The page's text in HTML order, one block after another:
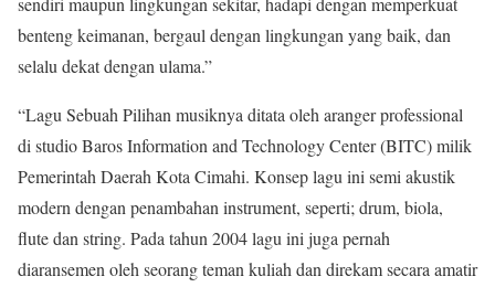
benteng keimanan, bergaul dengan lingkungan yang baik, dan
selalu dekat dengan ulama.”
“Lagu Sebuah Pilihan musiknya ditata oleh aranger professional
di studio Baros Information and Technology Center (BITC) milik
Pemerintah Daerah Kota Cimahi. Konsep lagu ini semi akustik
modern dengan penambahan instrument, seperti; drum, biola,
flute dan string. Pada tahun 2004 lagu ini juga pernah
diaransemen oleh seorang teman kuliah dan direkam secara amatir